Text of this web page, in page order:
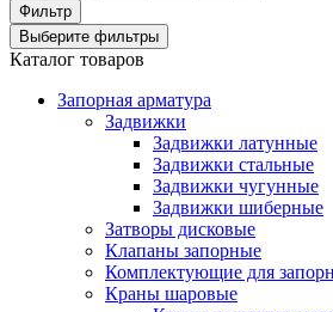
Фильтр
Выберите фильтры
Каталог товаров
Запорная арматура
Задвижки
Задвижки латунные
Задвижки стальные
Задвижки чугунные
Задвижки шиберные
Затворы дисковые
Клапаны запорные
Комплектующие для
Краны шаровые